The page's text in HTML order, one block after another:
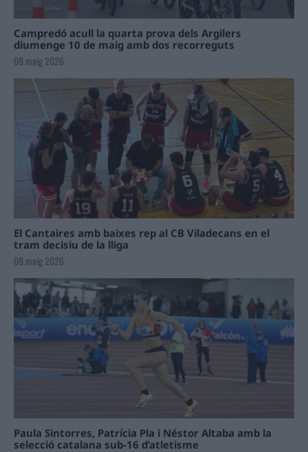
Campredó acull la quarta prova dels Argilers
diumenge 10 de maig amb dos recorreguts
09 maig 2026
El Cantaires amb baixes rep al CB Viladecans en el
tram decisiu de la lliga
09 maig 2026
Paula Sintorres, Patrícia Pla i Néstor Altaba amb la
selecció catalana sub-16 d’atletisme